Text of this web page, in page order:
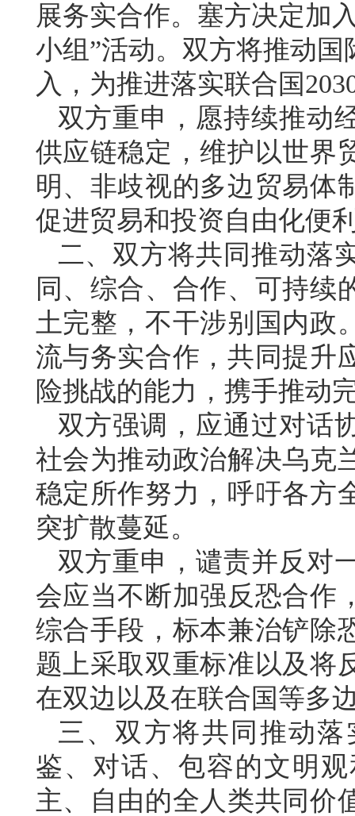
展务实合作。塞方决定加
小组”活动。双方将推动
入，为推进落实联合国
双方重申，愿持续推动
供应链稳定，维护以世界
明、非歧视的多边贸易体
促进贸易和投资自由化便
二、双方将共同推动落
同、综合、合作、可持续
土完整，不干涉别国内政
流与务实合作，共同提升
险挑战的能力，携手推动
双方强调，应通过对话
社会为推动政治解决乌克
稳定所作努力，呼吁各方
突扩散蔓延。
双方重申，谴责并反对
会应当不断加强反恐合作
综合手段，标本兼治铲除
题上采取双重标准以及将
在双边以及在联合国等多
三、双方将共同推动
鉴、对话、包容的文明
主、自由的全人类共同价